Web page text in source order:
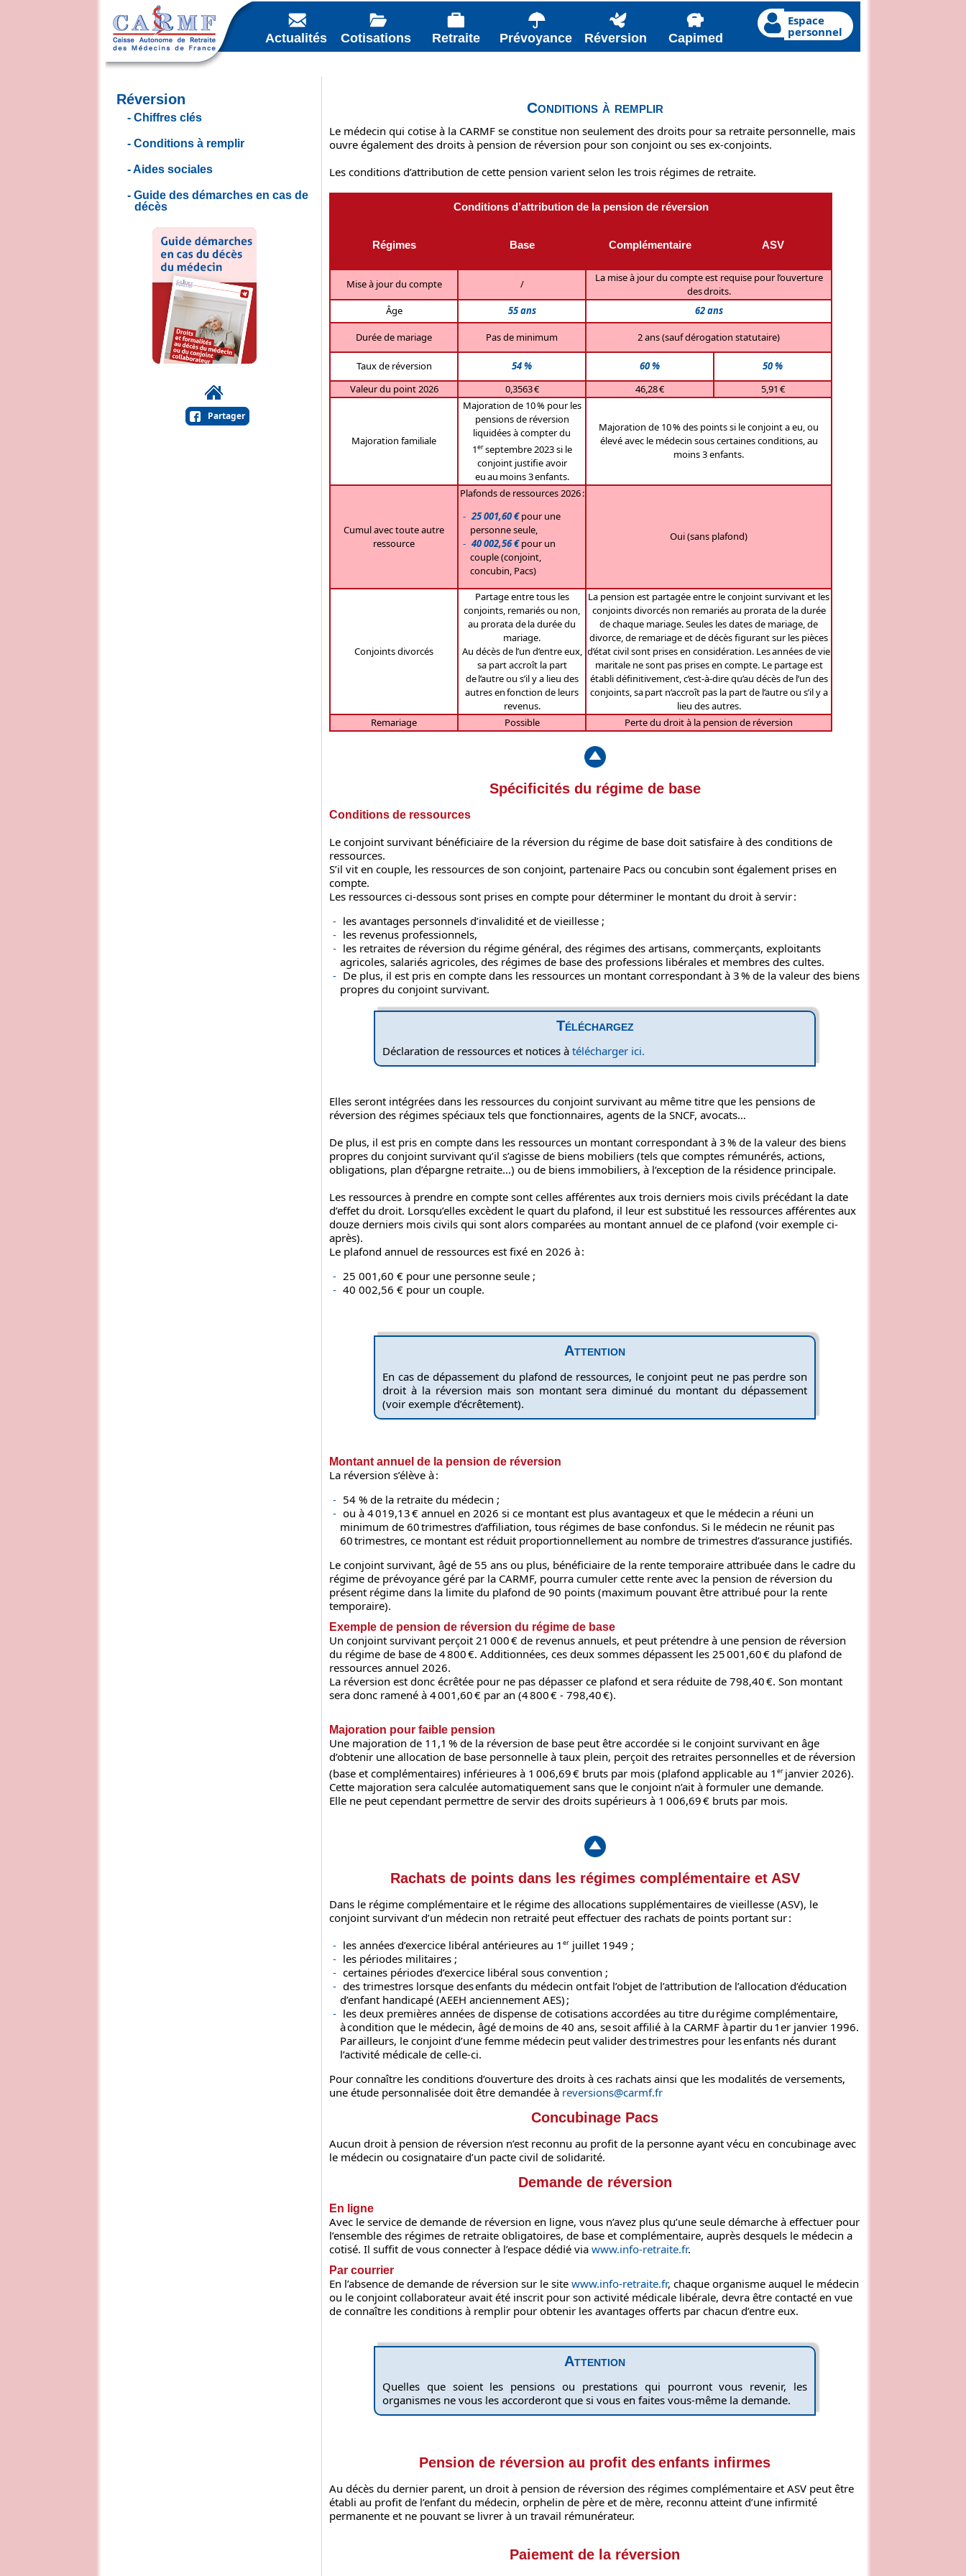
Actualités Cotisations Retraite Prévoyance Réversion Capimed
Espace
personnel
Réversion
Chiffres clés
Conditions à remplir
Aides sociales
Guide des démarches en cas de
décès
Partager
Conditions à remplir
Le médecin qui cotise à la CARMF se constitue non seulement des droits pour sa retraite personnelle, mais
ouvre également des droits à pension de réversion pour son conjoint ou ses ex-conjoints.
Les conditions d’attribution de cette pension varient selon les trois régimes de retraite.
Conditions d’attribution de la pension de réversion
Régimes Base Complémentaire ASV
Mise à jour du compte /
La mise à jour du compte est requise pour l’ouverture
des droits.
Âge
55 ans 62 ans
Durée de mariage Pas de minimum 2 ans (sauf dérogation statutaire)
Taux de réversion 54 % 60 %
50 %
Valeur du point 2026
0,3563 € 46,28 € 5,91 €
Majoration familiale
Majoration de 10 % pour les
pensions de réversion
liquidées à compter du
1erseptembre 2023 si le
conjoint justifie avoir
eu au moins 3 enfants.
Majoration de 10 % des points si le conjoint a eu, ou
élevé avec le médecin sous certaines conditions, au
moins 3 enfants.
Cumul avec toute autre
ressource
Plafonds de ressources 2026 :
25 001,60 €pour une
personne seule,
40 002,56 €pour un
couple (conjoint,
concubin, Pacs)
Oui (sans plafond)
Conjoints divorcés
Partage entre tous les
conjoints, remariés ou non,
au prorata de la durée du
mariage.
Au décès de l’un d’entre eux,
sa part accroît la part
de l’autre ou s’il y a lieu des
autres en fonction de leurs
revenus.
La pension est partagée entre le conjoint survivant et les
conjoints divorcés non remariés au prorata de la durée
de chaque mariage. Seules les dates de mariage, de
divorce, de remariage et de décès figurant sur les pièces
d’état civil sont prises en considération. Les années de vie
maritale ne sont pas prises en compte. Le partage est
établi définitivement, c’est-à-dire qu’au décès de l’un des
conjoints, sa part n’accroît pas la part de l’autre ou s’il y a
lieu des autres.
Remariage
Possible Perte du droit à la pension de réversion
Spécificités du régime de base
Conditions de ressources
Le conjoint survivant bénéficiaire de la réversion du régime de base doit satisfaire à des conditions de
ressources.
S’il vit en couple, les ressources de son conjoint, partenaire Pacs ou concubin sont également prises en
compte.
Les ressources ci-dessous sont prises en compte pour déterminer le montant du droit à servir :
les avantages personnels d’invalidité et de vieillesse ;
les revenus professionnels,
les retraites de réversion du régime général, des régimes des artisans, commerçants, exploitants
agricoles, salariés agricoles, des régimes de base des professions libérales et membres des cultes.
De plus, il est pris en compte dans les ressources un montant correspondant à 3 % de la valeur des biens
propres du conjoint survivant.
Téléchargez
Déclaration de ressources et notices à télécharger ici.
Elles seront intégrées dans les ressources du conjoint survivant au même titre que les pensions de
réversion des régimes spéciaux tels que fonctionnaires, agents de la SNCF, avocats…
De plus, il est pris en compte dans les ressources un montant correspondant à 3 % de la valeur des biens
propres du conjoint survivant qu’il s’agisse de biens mobiliers (tels que comptes rémunérés, actions,
obligations, plan d’épargne retraite…) ou de biens immobiliers, à l‘exception de la résidence principale.
Les ressources à prendre en compte sont celles afférentes aux trois derniers mois civils précédant la date
d’effet du droit. Lorsqu’elles excèdent le quart du plafond, il leur est substitué les ressources afférentes aux
douze derniers mois civils qui sont alors comparées au montant annuel de ce plafond (voir exemple ci-
après).
Le plafond annuel de ressources est fixé en 2026 à :
25 001,60 € pour une personne seule ;
40 002,56 € pour un couple.
Attention
En cas de dépassement du plafond de ressources, le conjoint peut ne pas perdre son
droit à la réversion mais son montant sera diminué du montant du dépassement
(voir exemple d’écrêtement).
Montant annuel de la pension de réversion
La réversion s’élève à :
54 % de la retraite du médecin ;
ou à 4 019,13 € annuel en 2026 si ce montant est plus avantageux et que le médecin a réuni un
minimum de 60 trimestres d’affiliation, tous régimes de base confondus. Si le médecin ne réunit pas
60 trimestres, ce montant est réduit proportionnellement au nombre de trimestres d’assurance justifiés.
Le conjoint survivant, âgé de 55 ans ou plus, bénéficiaire de la rente temporaire attribuée dans le cadre du
régime de prévoyance géré par la CARMF, pourra cumuler cette rente avec la pension de réversion du
présent régime dans la limite du plafond de 90 points (maximum pouvant être attribué pour la rente
temporaire).
Exemple de pension de réversion du régime de base
Un conjoint survivant perçoit 21 000 € de revenus annuels, et peut prétendre à une pension de réversion
du régime de base de 4 800 €. Additionnées, ces deux sommes dépassent les 25 001,60 € du plafond de
ressources annuel 2026.
La réversion est donc écrêtée pour ne pas dépasser ce plafond et sera réduite de 798,40 €. Son montant
sera donc ramené à 4 001,60 € par an (4 800 € - 798,40 €).
Majoration pour faible pension
Une majoration de 11,1 % de la réversion de base peut être accordée si le conjoint survivant en âge
d’obtenir une allocation de base personnelle à taux plein, perçoit des retraites personnelles et de réversion
(base et complémentaires) inférieures à 1 006,69 € bruts par mois (plafond applicable au 1 er janvier 2026).
Cette majoration sera calculée automatiquement sans que le conjoint n’ait à formuler une demande.
Elle ne peut cependant permettre de servir des droits supérieurs à 1 006,69 € bruts par mois.
Rachats de points dans les régimes complémentaire et ASV
Dans le régime complémentaire et le régime des allocations supplémentaires de vieillesse (ASV), le
conjoint survivant d’un médecin non retraité peut effectuer des rachats de points portant sur :
les années d’exercice libéral antérieures au 1 er juillet 1949 ;
les périodes militaires ;
certaines périodes d’exercice libéral sous convention ;
des trimestres lorsque des enfants du médecin ont fait l’objet de l’attribution de l’allocation d’éducation
d’enfant handicapé (AEEH anciennement AES) ;
les deux premières années de dispense de cotisations accordées au titre du régime complémentaire,
à condition que le médecin, âgé de moins de 40 ans, se soit affilié à la CARMF à partir du 1er janvier 1996.
Par ailleurs, le conjoint d’une femme médecin peut valider des trimestres pour les enfants nés durant
l’activité médicale de celle-ci.
Pour connaître les conditions d’ouverture des droits à ces rachats ainsi que les modalités de versements,
une étude personnalisée doit être demandée à reversions@carmf.fr
Concubinage Pacs
Aucun droit à pension de réversion n’est reconnu au profit de la personne ayant vécu en concubinage avec
le médecin ou cosignataire d’un pacte civil de solidarité.
Demande de réversion
En ligne
Avec le service de demande de réversion en ligne, vous n’avez plus qu’une seule démarche à effectuer pour
l’ensemble des régimes de retraite obligatoires, de base et complémentaire, auprès desquels le médecin a
cotisé. Il suffit de vous connecter à l’espace dédié via www.info-retraite.fr.
Par courrier
En l’absence de demande de réversion sur le site www.info-retraite.fr, chaque organisme auquel le médecin
ou le conjoint collaborateur avait été inscrit pour son activité médicale libérale, devra être contacté en vue
de connaître les conditions à remplir pour obtenir les avantages offerts par chacun d’entre eux.
Attention
Quelles que soient les pensions ou prestations qui pourront vous revenir, les
organismes ne vous les accorderont que si vous en faites vous‑même la demande.
Pension de réversion au profit des enfants infirmes
Au décès du dernier parent, un droit à pension de réversion des régimes complémentaire et ASV peut être
établi au profit de l’enfant du médecin, orphelin de père et de mère, reconnu atteint d’une infirmité
permanente et ne pouvant se livrer à un travail rémunérateur.
Paiement de la réversion